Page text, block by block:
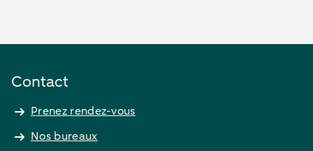
Contact
Prenez rendez-vous
Nos bureaux